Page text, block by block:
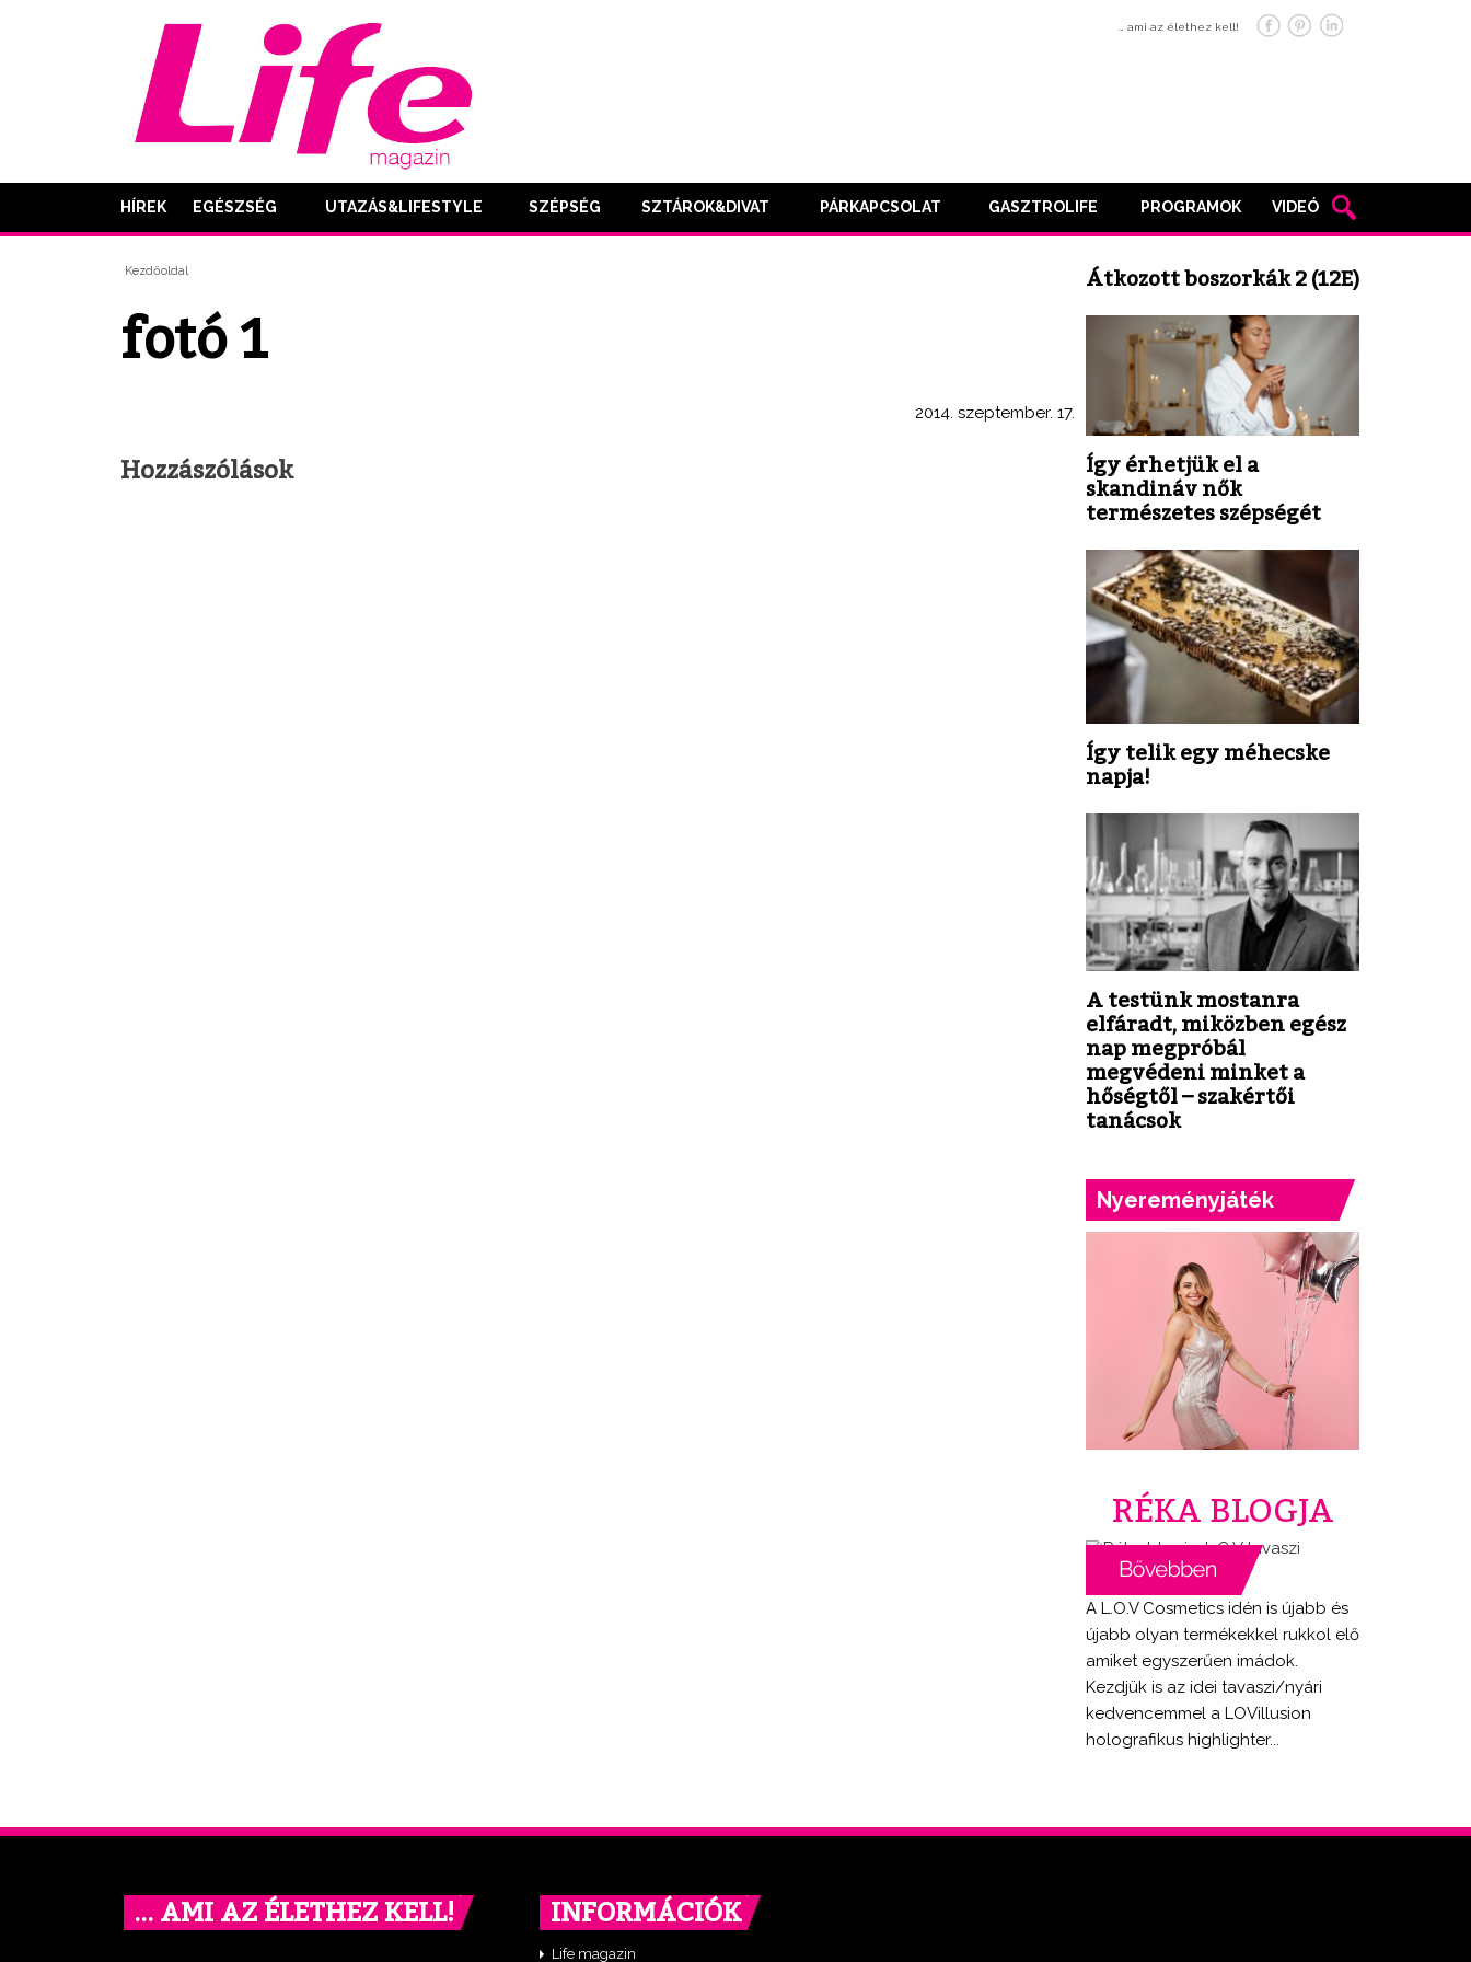
… ami az élethez kell!
HÍREK EGÉSZSÉG UTAZÁS&LIFESTYLE SZÉPSÉG SZTÁROK&DIVAT PÁRKAPCSOLAT GASZTROLIFE PROGRAMOK VIDEÓ
Kezdőoldal
fotó 1
2014. szeptember. 17.
Hozzászólások
Átkozott boszorkák 2 (12E)
Így érhetjük el a
skandináv nők
természetes szépségét
Így telik egy méhecske
napja!
A testünk mostanra
elfáradt, miközben egész
nap megpróbál
megvédeni minket a
hőségtől – szakértői
tanácsok
Nyereményjáték
RÉKA BLOGJA
A L.O.V Cosmetics idén is újabb és
újabb olyan termékekkel rukkol elő
amiket egyszerűen imádok.
Kezdjük is az idei tavaszi/nyári
kedvencemmel a LOVillusion
holografikus highlighter...
… AMI AZ ÉLETHEZ KELL! INFORMÁCIÓK
Life magazin